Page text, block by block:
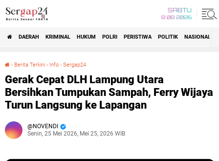
SABTU
8 08 2026
DAERAH KRIMINAL HUKUM POLRI PERISTIWA POLITIK NASIONAL
› Berita Terkini › Info › Sergap24
Gerak Cepat DLH Lampung Utara
Bersihkan Tumpukan Sampah, Ferry Wijaya
Turun Langsung ke Lapangan
NOVENDI
Senin, 25 Mei 2026, Mei 25, 2026 WIB